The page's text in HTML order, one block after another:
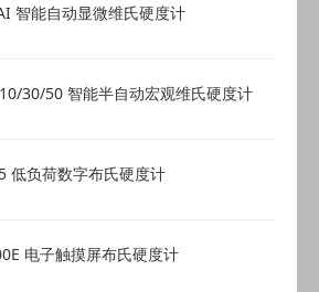
智能自动显微维氏硬度计
30/50 智能半自动宏观维氏硬度计
低负荷数字布氏硬度计
电子触摸屏布氏硬度计